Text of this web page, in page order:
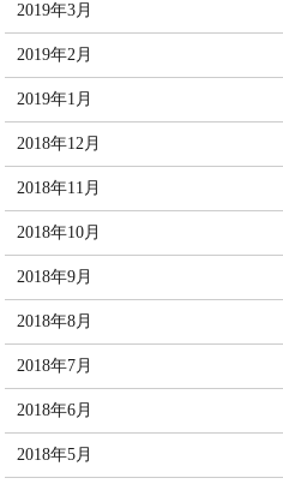
2019年3月
2019年2月
2019年1月
2018年12月
2018年11月
2018年10月
2018年9月
2018年8月
2018年7月
2018年6月
2018年5月